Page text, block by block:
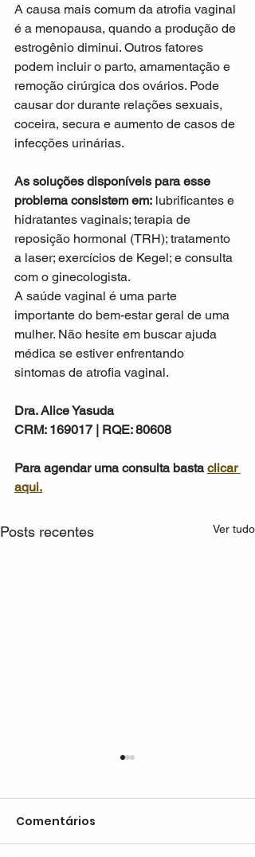
A causa mais comum da atrofia vaginal
é a menopausa, quando a produção de
estrogênio diminui. Outros fatores
podem incluir o parto, amamentação e
remoção cirúrgica dos ovários. Pode
causar dor durante relações sexuais,
coceira, secura e aumento de casos de
infecções urinárias.
As soluções disponíveis para esse
problema consistem em: lubrificantes e
hidratantes vaginais; terapia de
reposição hormonal (TRH); tratamento
a laser; exercícios de Kegel; e consulta
com o ginecologista.
A saúde vaginal é uma parte
importante do bem-estar geral de uma
mulher. Não hesite em buscar ajuda
médica se estiver enfrentando
sintomas de atrofia vaginal.
Dra. Alice Yasuda
CRM: 169017 | RQE: 80608
Para agendar uma consulta basta clicar
aqui.
Posts recentes Ver tudo
Comentários